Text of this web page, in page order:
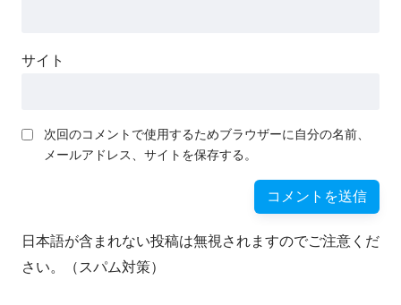
サイト
次回のコメントで使用するためブラウザーに自分の名前、
メールアドレス、サイトを保存する。
日本語が含まれない投稿は無視されますのでご注意くだ
さい。（スパム対策）